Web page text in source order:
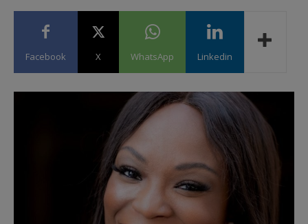
Facebook X WhatsApp Linkedin